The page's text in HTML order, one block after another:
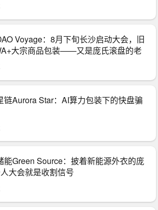
Voyage：8月下旬长沙启动大会，旧
大宗商品包装——又是庞氏滚盘的老
链Aurora Star：AI算力包装下的快盘骗
能Green Source：披着新能源外衣的庞
大会就是收割信号